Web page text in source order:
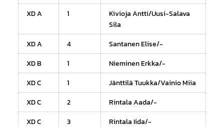
XD A
1
Kivioja Antti/Uusi-Salava
Sila
XD A
4
Santanen Elise/-
XD B
1
Nieminen Erkka/-
XD C
1
Jänttilä Tuukka/Vainio Miia
XD C
2
Rintala Aada/-
XD C
3
Rintala Iida/-